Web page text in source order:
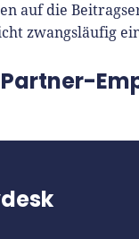
auf die
zwangsläufig
Partner-